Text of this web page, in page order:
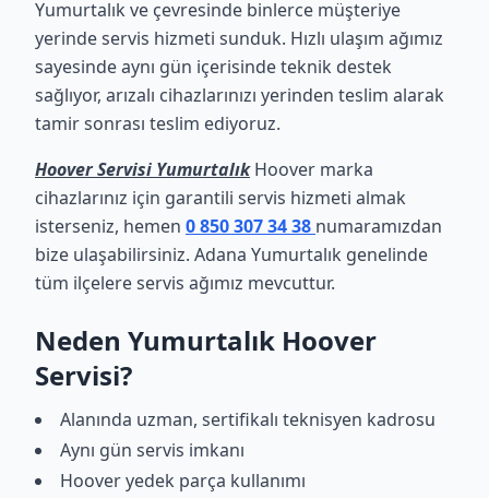
Yumurtalık ve çevresinde binlerce müşteriye
yerinde servis hizmeti sunduk. Hızlı ulaşım ağımız
sayesinde aynı gün içerisinde teknik destek
sağlıyor, arızalı cihazlarınızı yerinden teslim alarak
tamir sonrası teslim ediyoruz.
Hoover Servisi YumurtalıkHoover marka
cihazlarınız için garantili servis hizmeti almak
isterseniz, hemen 0 850 307 34 38 numaramızdan
bize ulaşabilirsiniz. Adana Yumurtalık genelinde
tüm ilçelere servis ağımız mevcuttur.
Neden Yumurtalık Hoover
Servisi?
Alanında uzman, sertifikalı teknisyen kadrosu
Aynı gün servis imkanı
Hoover yedek parça kullanımı